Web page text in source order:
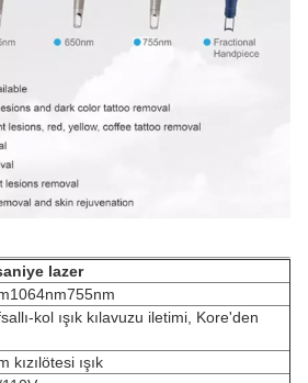
lazer
kol ışık kılavuzu iletimi, Kore'den
kızılötesi ışık